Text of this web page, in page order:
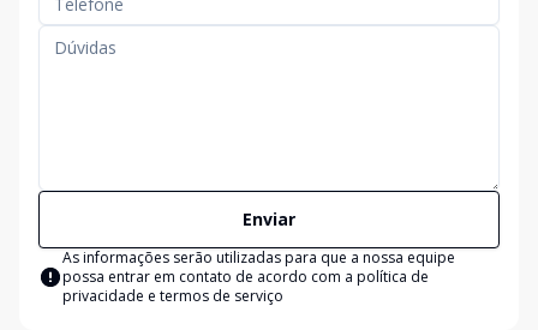
Enviar
As informações serão utilizadas para que a nossa equipe
possa entrar em contato de acordo com a política de
privacidade e termos de serviço